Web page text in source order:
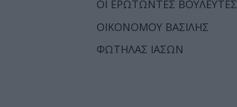
ΟΙ ΕΡΩΤΩΝΤΕΣ ΒΟΥΛΕΥΤΕΣ
ΟΙΚΟΝΟΜΟΥ ΒΑΣΙΛΗΣ
ΦΩΤΗΛΑΣ ΙΑΣΩΝ